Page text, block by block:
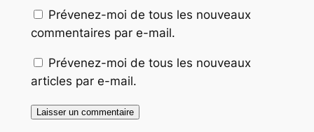
Prévenez-moi de tous les nouveaux
commentaires par e-mail.
Prévenez-moi de tous les nouveaux
articles par e-mail.